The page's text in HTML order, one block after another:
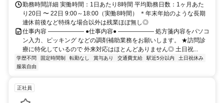
勤務時間詳細 実働時間：1日あたり8時間 平均勤務日数：1ヶ月あた
り20日 〜 22日 9:00～18:00（実働8時間） ＊年末年始のような長期
連休前後など特殊な場合以外は残業ほぼ無し◎
仕事内容 ―――――― ●仕事内容● ―――――― 処方箋内容をパソコ
ン入力、ピッキング などの調剤補助業務をお願いします。 ★訪問診
療に特化しているので 外来対応はほとんどありません◎ 土日祝...
学歴不問 固定時間制 転勤なし 賞与あり 交通費支給 駅近5分以内
土日祝休み
服装自由
正社員